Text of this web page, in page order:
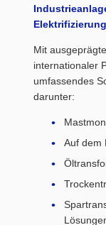
Mit
internationaler
umfassendes
darunter:
Auf dem